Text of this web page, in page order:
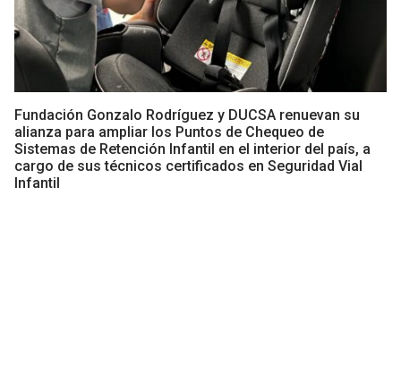
Fundación Gonzalo Rodríguez y DUCSA renuevan su
alianza para ampliar los Puntos de Chequeo de
Sistemas de Retención Infantil en el interior del país, a
cargo de sus técnicos certificados en Seguridad Vial
Infantil